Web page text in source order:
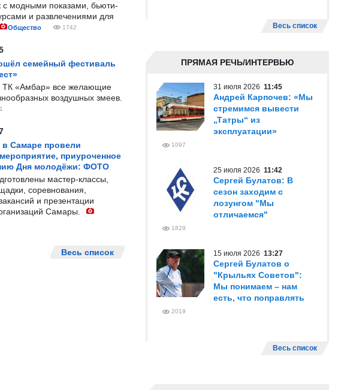
с модными показами, бьюти-
и развлечениями для
Общество 1742
семейный фестиваль
ТК «Амбар» все желающие
воздушных змеев.
в Самаре провели
приуроченное
Дня молодёжи: ФОТО
мастер-классы,
соревнования,
и презентации
Самары.
Весь список
Весь список
ПРЯМАЯ РЕЧЬ/ИНТЕРВЬЮ
31 июля 2026 11:45
Андрей Карпочев: «Мы
стремимся вывести
„Татры“ из
эксплуатации»
1097
25 июля 2026 11:42
Сергей Булатов: В
сезон заходим с
лозунгом "Мы
отличаемся"
1829
15 июля 2026 13:27
Сергей Булатов о
"Крыльях Советов":
Мы понимаем – нам
есть, что поправлять
2019
Весь список